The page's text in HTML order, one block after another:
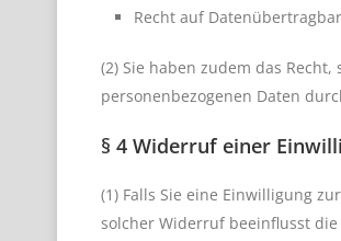
Recht auf
(2) Sie haben zudem das
personenbezogenen Daten
§ 4 Widerruf einer
(1) Falls Sie eine Einwilligung
solcher Widerruf beeinflusst